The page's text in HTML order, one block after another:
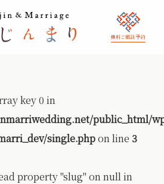
無料ご相談 予約
key 0 in
public_html/
single.phpon line 3
property "slug" on null in